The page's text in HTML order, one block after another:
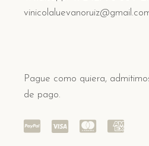
Pague como quiera,
de pago.